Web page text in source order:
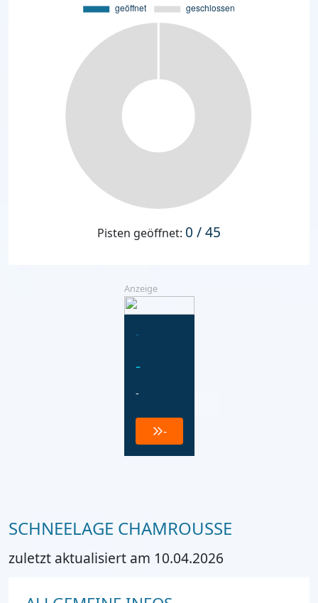
Pisten geöffnet: 0 / 45
Anzeige
-
-
-
-
SCHNEELAGE CHAMROUSSE
zuletzt aktualisiert am 10.04.2026